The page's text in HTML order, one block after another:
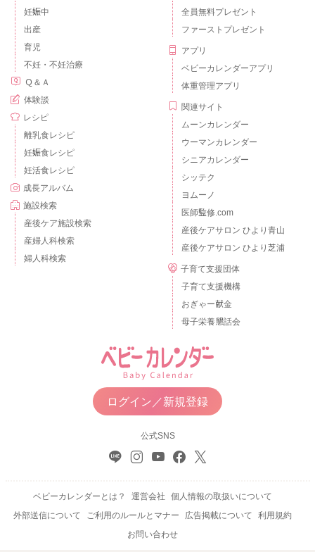
妊娠中
出産
育児
不妊・不妊治療
Ｑ＆Ａ
体験談
レシピ
離乳食レシピ
妊娠食レシピ
妊活食レシピ
成長アルバム
施設検索
産後ケア施設検索
産婦人科検索
婦人科検索
全員無料プレゼント
ファーストプレゼント
アプリ
ベビーカレンダーアプリ
体重管理アプリ
関連サイト
ムーンカレンダー
ウーマンカレンダー
シニアカレンダー
シッテク
ヨムーノ
医師監修.com
産後ケアサロン ひより青山
産後ケアサロン ひより芝浦
子育て支援団体
子育て支援機構
おぎゃー献金
母子栄養懇話会
ログイン／新規登録
公式SNS
ベビーカレンダーとは？ 運営会社
個人情報の取扱いについて
外部送信について
ご利用のルールとマナー 広告掲載について
利用規約
お問い合わせ